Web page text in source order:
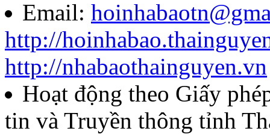
Email:
http://
http://nhabaothainguyen.vn
Hoạt động theo Giấy
tin và Truyền thông tỉnh